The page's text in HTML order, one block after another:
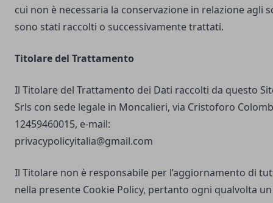
cui non è necessaria la conservazione in relazione agli
sono stati raccolti o successivamente trattati.
Titolare del Trattamento
Il Titolare del Trattamento dei Dati raccolti da questo
Srls con sede legale in Moncalieri, via Cristoforo
12459460015, e-mail:
privacypolicyitalia@gmail.com
Il Titolare non è responsabile per l’aggiornamento di
nella presente Cookie Policy, pertanto ogni qualvolta